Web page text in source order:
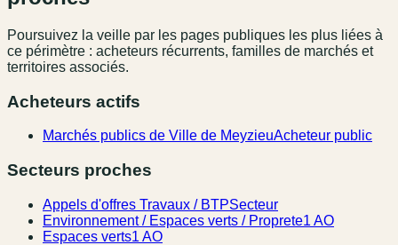
Poursuivez la veille par les pages publiques les plus liées à
ce périmètre : acheteurs récurrents, familles de marchés et
territoires associés.
Acheteurs actifs
Marchés publics de Ville de MeyzieuAcheteur public
Secteurs proches
Appels d'offres Travaux / BTPSecteur
Environnement / Espaces verts / Proprete1 AO
Espaces verts1 AO